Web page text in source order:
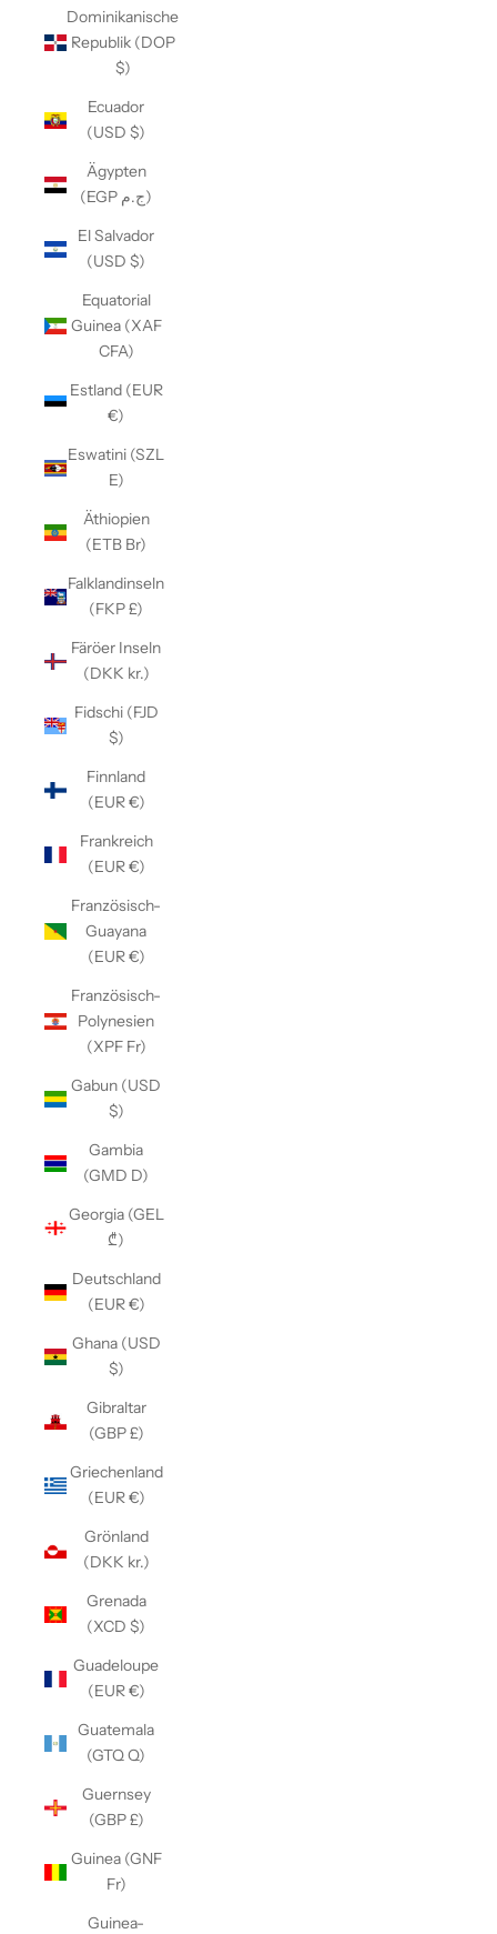
Dominikanische
Republik (DOP
$)
Ecuador
(USD $)
Ägypten
(EGP ج.م)
El Salvador
(USD $)
Equatorial
Guinea (XAF
CFA)
Estland (EUR
€)
Eswatini (SZL
E)
Äthiopien
(ETB Br)
Falklandinseln
(FKP £)
Färöer Inseln
(DKK kr.)
Fidschi (FJD
$)
Finnland
(EUR €)
Frankreich
(EUR €)
Französisch-
Guayana
(EUR €)
Französisch-
Polynesien
(XPF Fr)
Gabun (USD
$)
Gambia
(GMD D)
Georgia (GEL
₾)
Deutschland
(EUR €)
Ghana (USD
$)
Gibraltar
(GBP £)
Griechenland
(EUR €)
Grönland
(DKK kr.)
Grenada
(XCD $)
Guadeloupe
(EUR €)
Guatemala
(GTQ Q)
Guernsey
(GBP £)
Guinea (GNF
Fr)
Guinea-